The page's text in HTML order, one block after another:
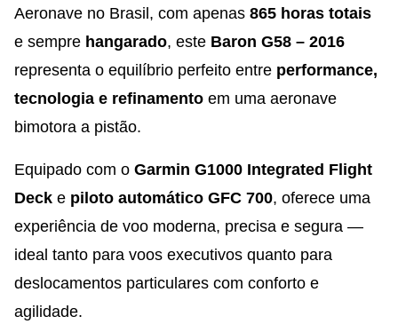
Aeronave no Brasil, com apenas 865 horas totais
e sempre hangarado, este Baron G58 – 2016
representa o equilíbrio perfeito entre performance,
tecnologia e refinamento em uma aeronave
bimotora a pistão.
Equipado com o Garmin G1000 Integrated Flight
Deck e piloto automático GFC 700, oferece uma
experiência de voo moderna, precisa e segura —
ideal tanto para voos executivos quanto para
deslocamentos particulares com conforto e
agilidade.